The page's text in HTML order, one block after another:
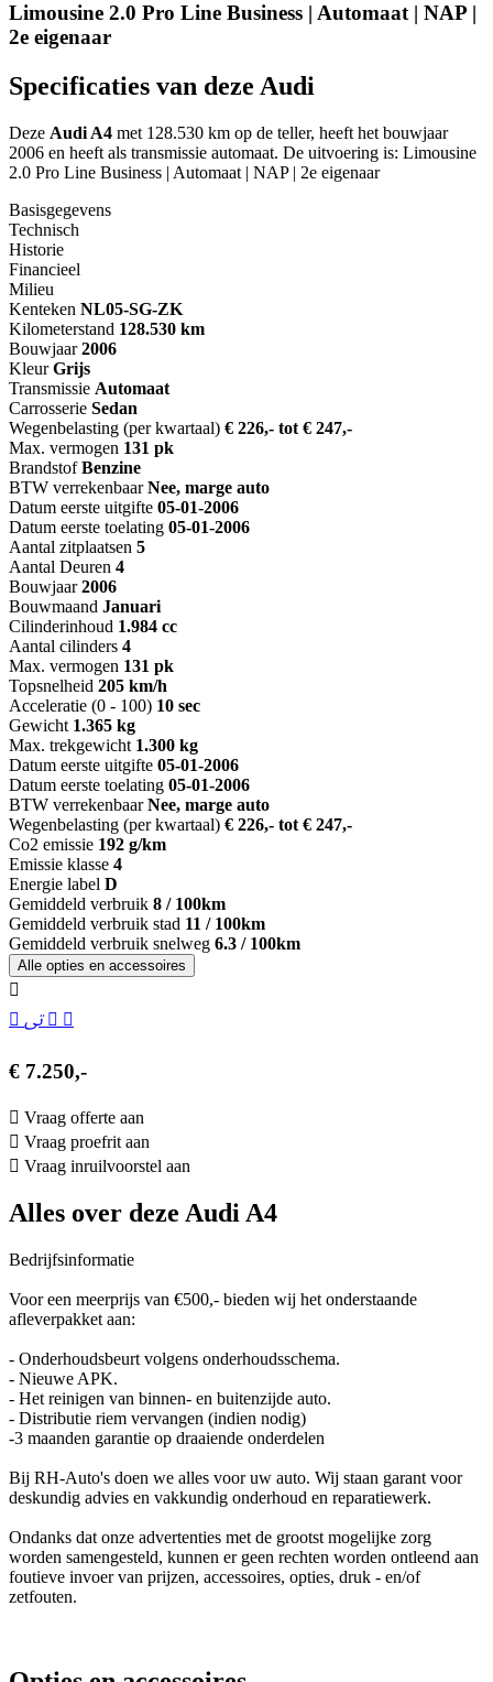
Limousine 2.0 Pro Line Business | Automaat | NAP |
2e eigenaar
Specificaties van deze Audi
Deze Audi A4 met 128.530 km op de teller, heeft het bouwjaar
2006 en heeft als transmissie automaat. De uitvoering is: Limousine
2.0 Pro Line Business | Automaat | NAP | 2e eigenaar
Basisgegevens
Technisch
Historie
Financieel
Milieu
Kenteken NL05-SG-ZK
Kilometerstand 128.530 km
Bouwjaar 2006
Kleur Grijs
Transmissie Automaat
Carrosserie Sedan
Wegenbelasting (per kwartaal) € 226,- tot € 247,-
Max. vermogen 131 pk
Brandstof Benzine
BTW verrekenbaar Nee, marge auto
Datum eerste uitgifte 05-01-2006
Datum eerste toelating 05-01-2006
Aantal zitplaatsen 5
Aantal Deuren 4
Bouwjaar 2006
Bouwmaand Januari
Cilinderinhoud 1.984 cc
Aantal cilinders 4
Max. vermogen 131 pk
Topsnelheid 205 km/h
Acceleratie (0 - 100) 10 sec
Gewicht 1.365 kg
Max. trekgewicht 1.300 kg
Datum eerste uitgifte 05-01-2006
Datum eerste toelating 05-01-2006
BTW verrekenbaar Nee, marge auto
Wegenbelasting (per kwartaal) € 226,- tot € 247,-
Co2 emissie 192 g/km
Emissie klasse 4
Energie label D
Gemiddeld verbruik 8 / 100km
Gemiddeld verbruik stad 11 / 100km
Gemiddeld verbruik snelweg 6.3 / 100km
Alle opties en accessoires
€ 7.250,-
Vraag offerte aan
Vraag proefrit aan
Vraag inruilvoorstel aan
Alles over deze Audi A4
Bedrijfsinformatie
Voor een meerprijs van €500,- bieden wij het onderstaande
afleverpakket aan:
- Onderhoudsbeurt volgens onderhoudsschema.
- Nieuwe APK.
- Het reinigen van binnen- en buitenzijde auto.
- Distributie riem vervangen (indien nodig)
-3 maanden garantie op draaiende onderdelen
Bij RH-Auto's doen we alles voor uw auto. Wij staan garant voor
deskundig advies en vakkundig onderhoud en reparatiewerk.
Ondanks dat onze advertenties met de grootst mogelijke zorg
worden samengesteld, kunnen er geen rechten worden ontleend aan
foutieve invoer van prijzen, accessoires, opties, druk - en/of
zetfouten.